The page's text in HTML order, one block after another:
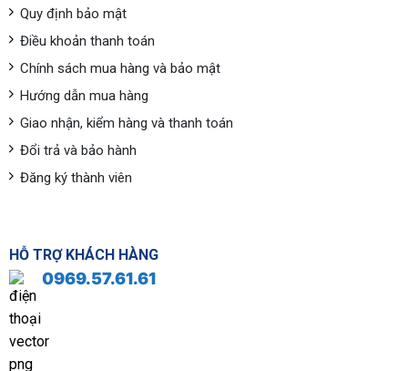
Quy định bảo mật
Điều khoản thanh toán
Chính sách mua hàng và bảo mật
Hướng dẫn mua hàng
Giao nhận, kiểm hàng và thanh toán
Đổi trả và bảo hành
Đăng ký thành viên
HỖ TRỢ KHÁCH HÀNG
0969.57.61.61